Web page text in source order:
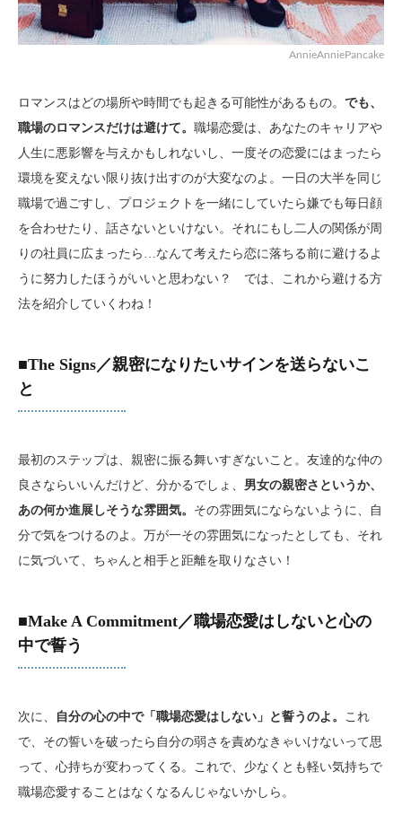
AnnieAnniePancake
ロマンスはどの場所や時間でも起きる可能性があるもの。 でも、
職場のロマンスだけは避けて。 職場恋愛は、あなたのキャリアや
人生に悪影響を与えかもしれないし、一度その恋愛にはまったら
環境を変えない限り抜け出すのが大変なのよ。一日の大半を同じ
職場で過ごすし、プロジェクトを一緒にしていたら嫌でも毎日顔
を合わせたり、話さないといけない。それにもし二人の関係が周
りの社員に広まったら…なんて考えたら恋に落ちる前に避けるよ
うに努力したほうがいいと思わない？ では、これから避ける方
法を紹介していくわね！
■The Signs／親密になりたいサインを送らないこ
と
最初のステップは、親密に振る舞いすぎないこと。友達的な仲の
良さならいいんだけど、分かるでしょ、 男女の親密さというか、
あの何か進展しそうな雰囲気。 その雰囲気にならないように、自
分で気をつけるのよ。万が一その雰囲気になったとしても、それ
に気づいて、ちゃんと相手と距離を取りなさい！
■Make A Commitment／職場恋愛はしないと心の
中で誓う
次に、 自分の心の中で「職場恋愛はしない」と誓うのよ。 これ
で、その誓いを破ったら自分の弱さを責めなきゃいけないって思
って、心持ちが変わってくる。これで、少なくとも軽い気持ちで
職場恋愛することはなくなるんじゃないかしら。